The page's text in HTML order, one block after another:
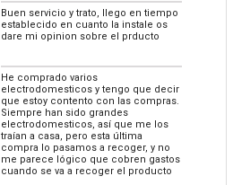
Buen servicio y trato, llego en tiempo
establecido en cuanto la instale os
dare mi opinion sobre el prducto
He comprado varios
electrodomesticos y tengo que decir
que estoy contento con las compras.
Siempre han sido grandes
electrodomesticos, así que me los
traían a casa, pero esta última
compra lo pasamos a recoger, y no
me parece lógico que cobren gastos
cuando se va a recoger el producto